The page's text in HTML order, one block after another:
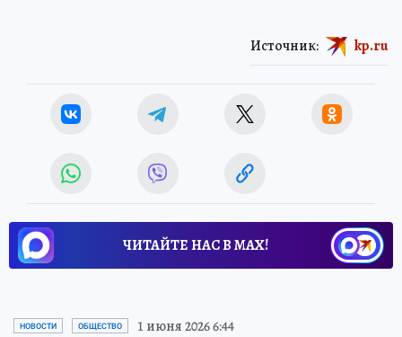
Источник: kp.ru
ЧИТАЙТЕ НАС В МАХ!
НОВОСТИ ОБЩЕСТВО 1 июня 2026 6:44